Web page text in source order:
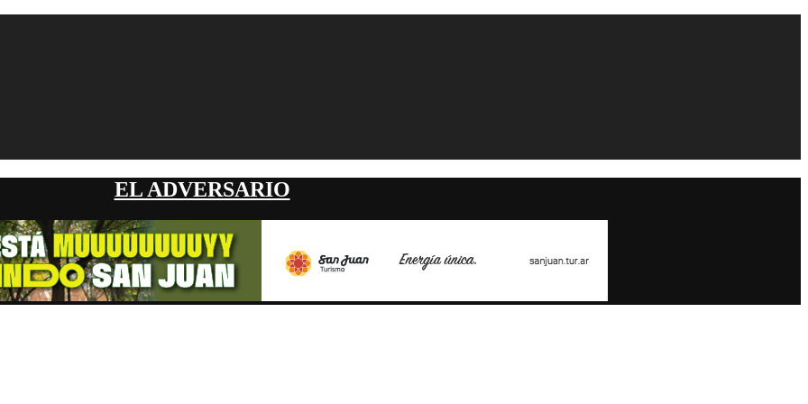
EL ADVERSARIO